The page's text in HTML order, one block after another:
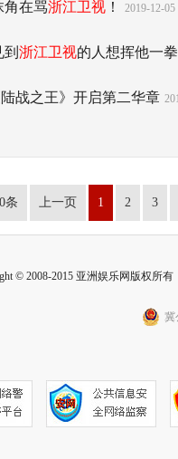
角在骂浙江卫视 ！ 2019-12-05
浙江卫视的人想挥他一
陆战之王》开启第二华章
条 上一页 1 2 3
© 2008-2015 亚洲娱乐网版权所
冀